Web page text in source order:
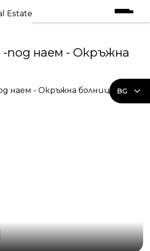
BG
- Окръжна болница
под наем - Окръжна